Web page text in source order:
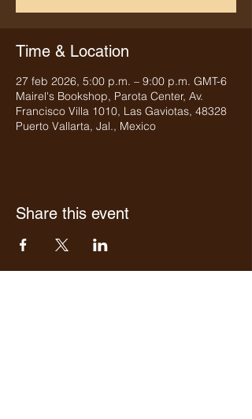
Time & Location
27 feb 2026, 5:00 p.m. – 9:00 p.m. GMT-6
Mairel's Bookshop, Parota Center, Av.
Francisco Villa 1010, Las Gaviotas, 48328
Puerto Vallarta, Jal., Mexico
Share this event